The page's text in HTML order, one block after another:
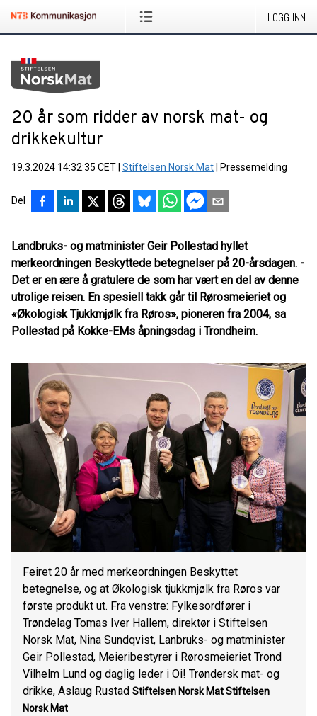
LOGG INN
20 år som ridder av norsk mat- og
drikkekultur
19.3.2024 14:32:35 CET Stiftelsen Norsk Mat Pressemelding
Del
Landbruks- og matminister Geir Pollestad hyllet
merkeordningen Beskyttede betegnelser på 20-årsdagen. -
Det er en ære å gratulere de som har vært en del av denne
utrolige reisen. En spesiell takk går til Rørosmeieriet og
«Økologisk Tjukkmjølk fra Røros», pioneren fra 2004, sa
Pollestad på Kokke-EMs åpningsdag i Trondheim.
Feiret 20 år med merkeordningen Beskyttet
betegnelse, og at Økologisk tjukkmjølk fra Røros var
første produkt ut. Fra venstre: Fylkesordfører i
Trøndelag Tomas Iver Hallem, direktør i Stiftelsen
Norsk Mat, Nina Sundqvist, Lanbruks- og matminister
Geir Pollestad, Meieribestyrer i Rørosmeieriet Trond
Vilhelm Lund og daglig leder i Oi! Trøndersk mat- og
drikke, Aslaug Rustad Stiftelsen Norsk MatStiftelsen
Norsk Mat